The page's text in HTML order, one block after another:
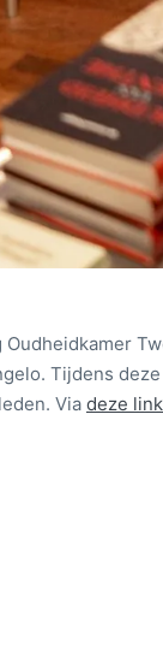
Tijdens
Via deze link